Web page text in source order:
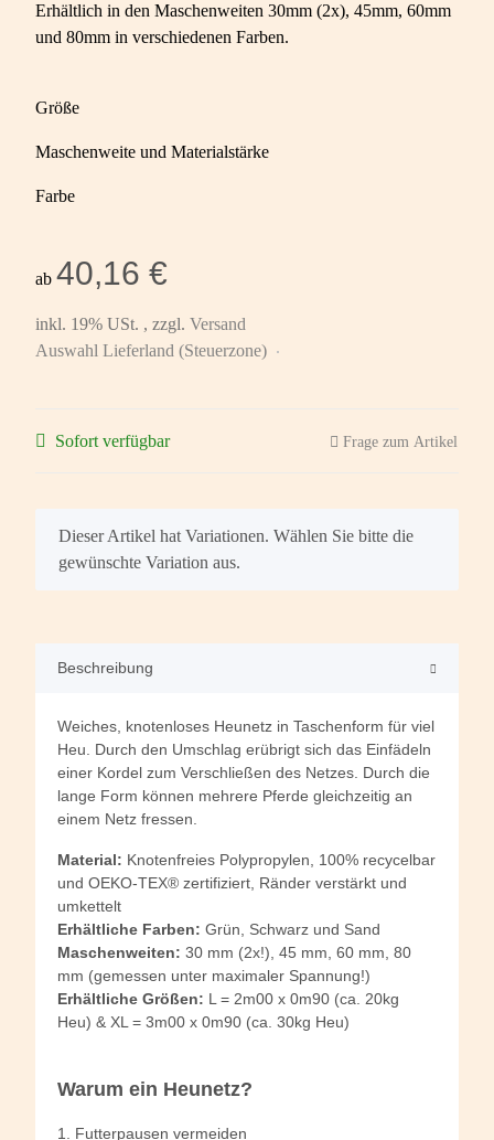
Erhältlich in den Maschenweiten 30mm (2x), 45mm, 60mm
und 80mm in verschiedenen Farben.
Größe
Maschenweite und Materialstärke
Farbe
ab 40,16 €
inkl. 19% USt. , zzgl. Versand
Auswahl Lieferland (Steuerzone)
Sofort verfügbar Frage zum Artikel
x
Dieser Artikel hat Variationen. Wählen Sie bitte die
gewünschte Variation aus.
Beschreibung
Weiches, knotenloses Heunetz in Taschenform für viel
Heu. Durch den Umschlag erübrigt sich das Einfädeln
einer Kordel zum Verschließen des Netzes. Durch die
lange Form können mehrere Pferde gleichzeitig an
einem Netz fressen.
Material: Knotenfreies Polypropylen, 100% recycelbar
und OEKO-TEX® zertifiziert, Ränder verstärkt und
umkettelt
Erhältliche Farben: Grün, Schwarz und Sand
Maschenweiten: 30 mm (2x!), 45 mm, 60 mm, 80
mm (gemessen unter maximaler Spannung!)
Erhältliche Größen: L = 2m00 x 0m90 (ca. 20kg
Heu) & XL = 3m00 x 0m90 (ca. 30kg Heu)
Warum ein Heunetz?
1. Futterpausen vermeiden